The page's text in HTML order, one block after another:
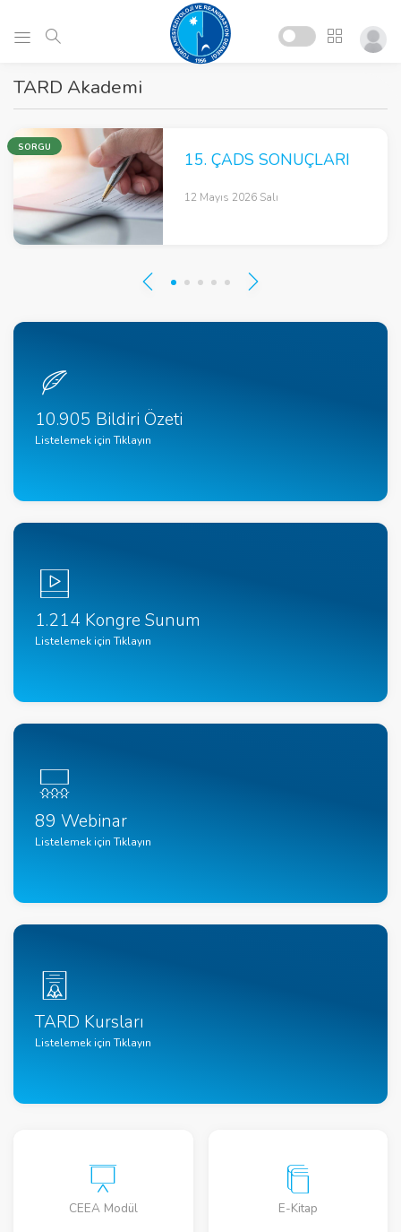
TARD Akademi
SORGU
15. ÇADS SONUÇLARI
12 Mayıs 2026 Salı
10.905 Bildiri Özeti
Listelemek için Tıklayın
1.214 Kongre Sunum
Listelemek için Tıklayın
89 Webinar
Listelemek için Tıklayın
TARD Kursları
Listelemek için Tıklayın
CEEA Modül E-Kitap